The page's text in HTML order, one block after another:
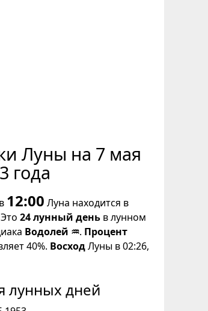
Луны на 7 мая
года
в 12:00 Луна находится в
24 лунный день в лунном
Водолей ♒. Процент
40%. ВосходЛуны в 02:26,
лунных дней